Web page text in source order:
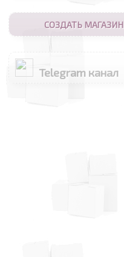
СОЗДАТЬ МАГАЗИН
Telegram канал